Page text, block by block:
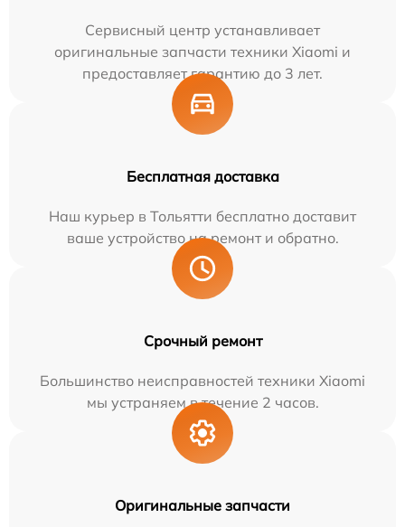
Сервисный центр устанавливает
оригинальные запчасти техники Xiaomi и
предоставляет гарантию до 3 лет.
Бесплатная доставка
Наш курьер в Тольятти бесплатно доставит
ваше устройство на ремонт и обратно.
Срочный ремонт
Большинство неисправностей техники Xiaomi
мы устраняем в течение 2 часов.
Оригинальные запчасти